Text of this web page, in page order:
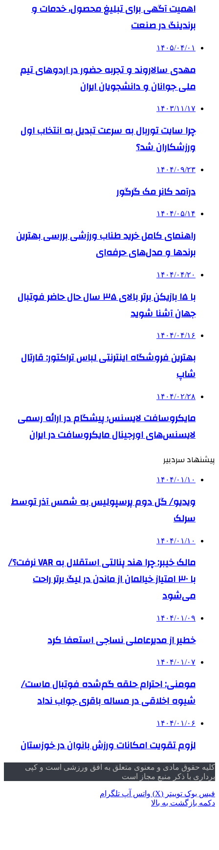
اهمیت آگهی برای تبلیغ محصول، خدمات و
برندینگ در صنعت
۱۴۰۵/۰۴/۰۱
مهدی سالاروند و تجربه حضور در اردوهای تیم
ملی جوانان و دانشجویان ایران
۱۴۰۳/۱۱/۱۷
چرا سایت توربال به ‌سرعت تبدیل به انتخاب اول
ورزشکاران شد؟
۱۴۰۴/۰۹/۲۳
درآمد کانر مک گرگور
۱۴۰۴/۰۵/۱۴
راهنمای کامل خرید طناب ورزشی بررسی بهترین
برندها و مدل‌های حرفه‌ای
۱۴۰۴/۰۴/۲۰
با ۱۵ بازیکن برتر بالای ۳۵ سال حال حاضر فوتبال
جهان آشنا شوید
۱۴۰۴/۰۴/۱۶
بهترین فروشگاه اینترنتی لباس تراکتور: قارتال
شاپ
۱۴۰۴/۰۲/۲۸
مایکروسافت لایسنس؛ پیشگام در ارائه رسمی
لایسنس‌های اورجینال مایکروسافت در ایران
پیشنهاد سردبیر
۱۴۰۴/۰۱/۱۰
ویدیو/ گل دوم پرسپولیس به شمس آذر توسط
سرلک
۱۴۰۴/۰۱/۱۰
مالک خیبر: چرا هند پنالتی استقلال به VAR نرفت؟/
با ۳۰ امتیاز خیالمان از ماندن در لیگ برتر راحت
می‌شود
۱۴۰۴/۰۱/۰۹
خطیر از مدیرعاملی نساجی استعفا کرد
۱۴۰۴/۰۱/۰۷
مومنی: احترام حلقه گم‌شده فوتبال ماست/
شیوه اخلاقی در مساله باقری جواب نداد
۱۴۰۴/۰۱/۰۶
لزوم تقویت امکانات ورزش بانوان در خوزستان
کلیه حقوق مادی و معنوی متعلق به افق ورزشی است و کپی
برداری با ذکر منبع مجاز است
فیس بوک توییتر (X) واتس آپ تلگرام
دکمه بازگشت به بالا